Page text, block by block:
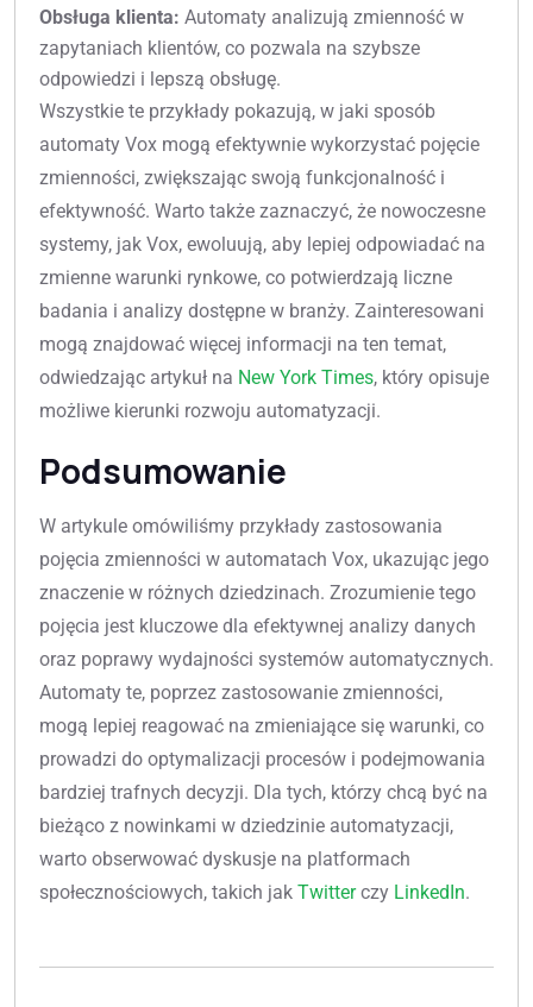
Obsługa klienta: Automaty analizują zmienność w
zapytaniach klientów, co pozwala na szybsze
odpowiedzi i lepszą obsługę.
Wszystkie te przykłady pokazują, w jaki sposób
automaty Vox mogą efektywnie wykorzystać pojęcie
zmienności, zwiększając swoją funkcjonalność i
efektywność. Warto także zaznaczyć, że nowoczesne
systemy, jak Vox, ewoluują, aby lepiej odpowiadać na
zmienne warunki rynkowe, co potwierdzają liczne
badania i analizy dostępne w branży. Zainteresowani
mogą znajdować więcej informacji na ten temat,
odwiedzając artykuł na New York Times, który opisuje
możliwe kierunki rozwoju automatyzacji.
Podsumowanie
W artykule omówiliśmy przykłady zastosowania
pojęcia zmienności w automatach Vox, ukazując jego
znaczenie w różnych dziedzinach. Zrozumienie tego
pojęcia jest kluczowe dla efektywnej analizy danych
oraz poprawy wydajności systemów automatycznych.
Automaty te, poprzez zastosowanie zmienności,
mogą lepiej reagować na zmieniające się warunki, co
prowadzi do optymalizacji procesów i podejmowania
bardziej trafnych decyzji. Dla tych, którzy chcą być na
bieżąco z nowinkami w dziedzinie automatyzacji,
warto obserwować dyskusje na platformach
społecznościowych, takich jak Twitterczy LinkedIn.